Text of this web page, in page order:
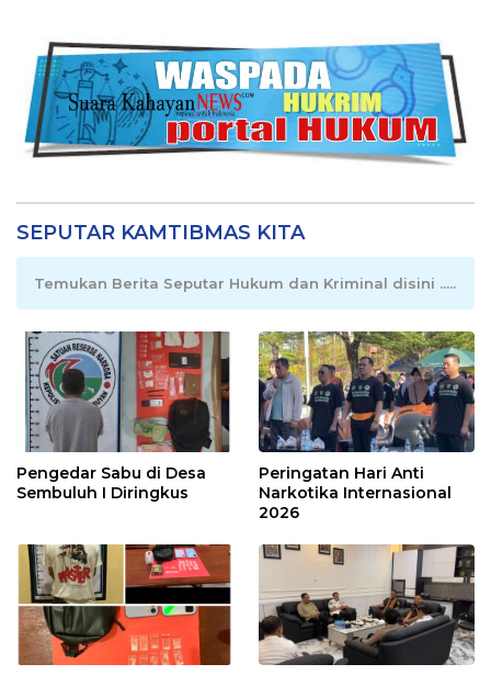
SEPUTAR KAMTIBMAS KITA
Temukan Berita Seputar Hukum dan Kriminal disini .....
Pengedar Sabu di Desa
Sembuluh I Diringkus
Peringatan Hari Anti
Narkotika Internasional
2026